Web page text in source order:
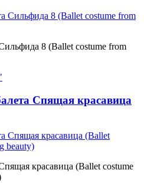
8 (Ballet costume from
Спящая красавица
красавица (Ballet costume